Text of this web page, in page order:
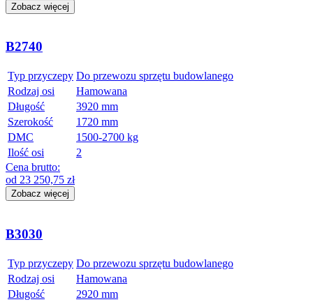
Zobacz więcej
B2740
Typ przyczepy Do przewozu sprzętu budowlanego
Rodzaj osi
Hamowana
Długość
3920 mm
Szerokość
1720 mm
DMC
1500-2700 kg
Ilość osi
2
Cena brutto:
od 23 250,75 zł
Zobacz więcej
B3030
Typ przyczepy Do przewozu sprzętu budowlanego
Rodzaj osi
Hamowana
Długość
2920 mm